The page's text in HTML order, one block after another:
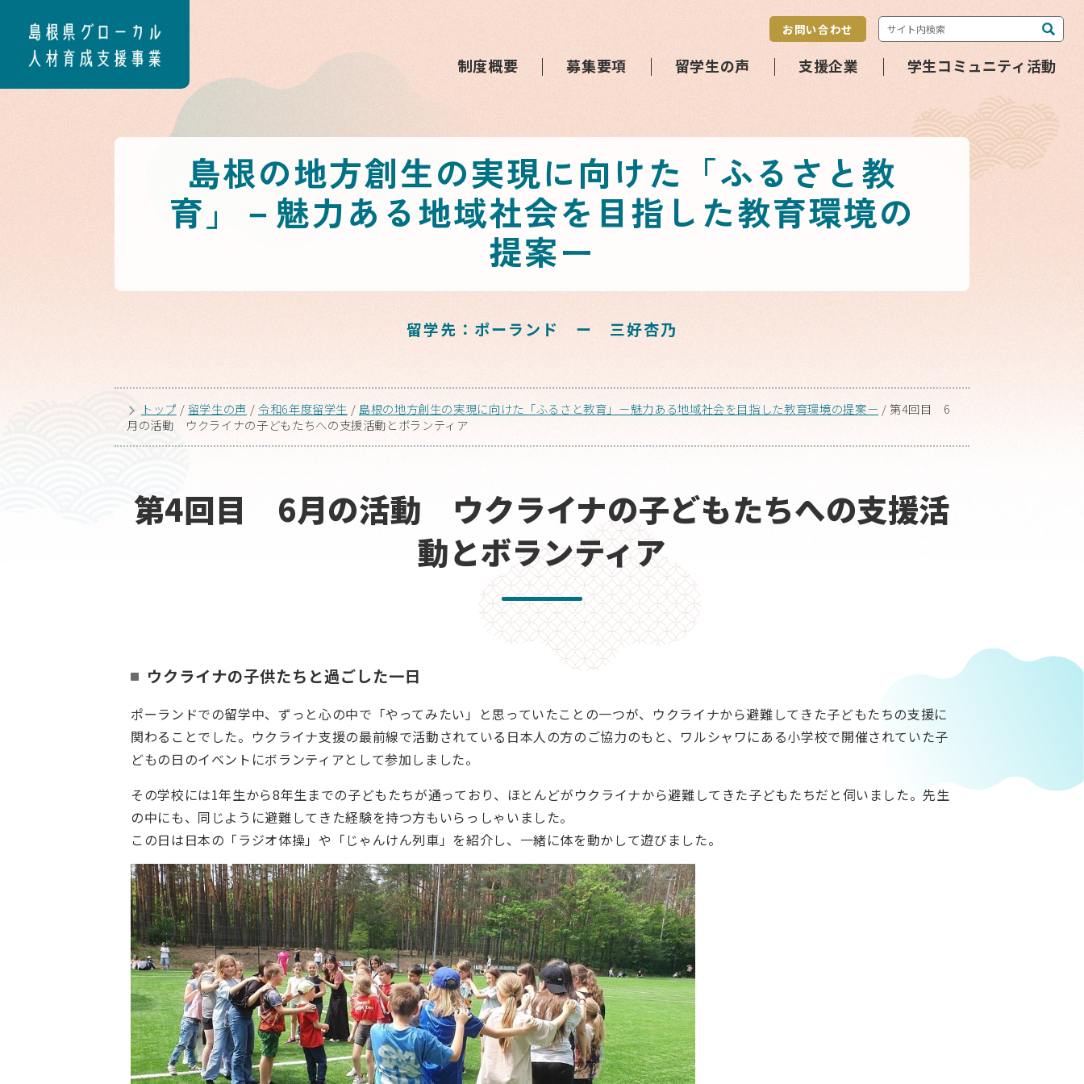
お問い合わせ
制度概要 募集要項 留学生の声 支援企業 学生コミュニティ活動
島根の地方創生の実現に向けた「ふるさと教
育」－魅力ある地域社会を目指した教育環境の
提案ー
留学先：ポーランド ー 三好杏乃
トップ /留学生の声 /令和6年度留学生 / 島根の地方創生の実現に向けた「ふるさと教育」－魅力ある地域社会を目指した教育環境の提案ー /第4回目 6
月の活動 ウクライナの子どもたちへの支援活動とボランティア
第4回目 6月の活動 ウクライナの子どもたちへの支援活
動とボランティア
ウクライナの子供たちと過ごした一日
ポーランドでの留学中、ずっと心の中で「やってみたい」と思っていたことの一つが、ウクライナから避難してきた子どもたちの支援に
関わることでした。ウクライナ支援の最前線で活動されている日本人の方のご協力のもと、ワルシャワにある小学校で開催されていた子
どもの日のイベントにボランティアとして参加しました。
その学校には1年生から8年生までの子どもたちが通っており、ほとんどがウクライナから避難してきた子どもたちだと伺いました。先生
の中にも、同じように避難してきた経験を持つ方もいらっしゃいました。
この日は日本の「ラジオ体操」や「じゃんけん列車」を紹介し、一緒に体を動かして遊びました。